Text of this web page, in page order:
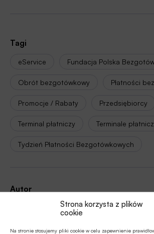
Strona korzysta z plików
cookie
Na stronie stosujemy pliki cookie w celu zapewnienie
Tagi
eService Fundacja Polska
Obrót bezgotówkowy Płatności
Promocje / Rabaty Przedsiębiorcy
Terminal płatniczy Terminale
Tydzień Płatności Bezgotówkowych
Autor